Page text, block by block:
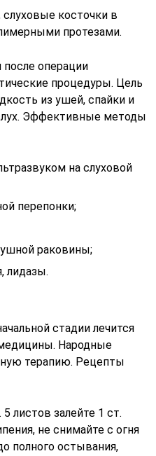
косточки в
протезами.
операции
процедуры. Цель
из ушей, спайки и
Эффективные методы
на слуховой
перепонки;
раковины;
лидазы.
стадии лечится
Народные
терапию. Рецепты
. 5 листов залейте 1 ст.
не снимайте с огня
полного остывания,